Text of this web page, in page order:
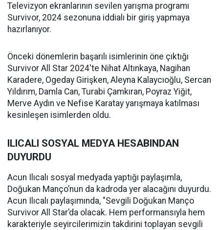
Televizyon ekranlarının sevilen yarışma programı
Survivor, 2024 sezonuna iddialı bir giriş yapmaya
hazırlanıyor.
Önceki dönemlerin başarılı isimlerinin öne çıktığı
Survivor All Star 2024'te Nihat Altınkaya, Nagihan
Karadere, Ogeday Girişken, Aleyna Kalaycıoğlu, Sercan
Yıldırım, Damla Can, Turabi Çamkıran, Poyraz Yiğit,
Merve Aydın ve Nefise Karatay yarışmaya katılması
kesinleşen isimlerden oldu.
ILICALI SOSYAL MEDYA HESABINDAN
DUYURDU
Acun Ilıcalı sosyal medyada yaptığı paylaşımla,
Doğukan Manço’nun da kadroda yer alacağını duyurdu.
Acun Ilıcalı paylaşımında, "Sevgili Doğukan Manço
Survivor All Star’da olacak. Hem performansıyla hem
karakteriyle seyircilerimizin takdirini toplayan sevgili